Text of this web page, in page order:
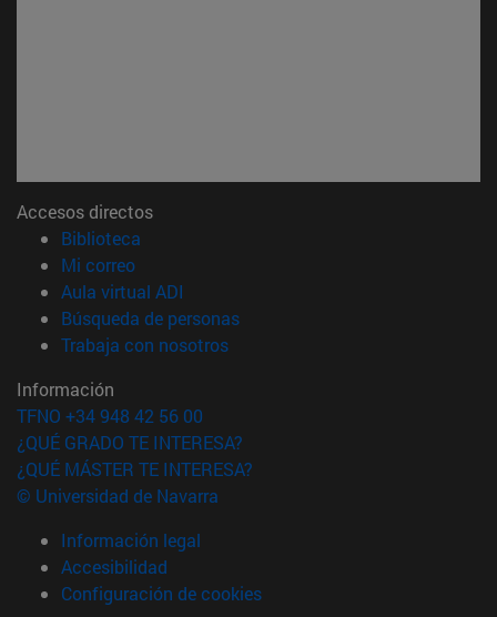
Accesos directos
Biblioteca
Mi correo(abre en nueva ventana)
Aula virtual ADI
Búsqueda de personas(abre en nueva ventana)
Trabaja con nosotros(abre en nueva ventana)
Información
TFNO +34 948 42 56 00
¿QUÉ GRADO TE INTERESA?
¿QUÉ MÁSTER TE INTERESA?
© Universidad de Navarra
Información legal
Accesibilidad
Configuración de cookies